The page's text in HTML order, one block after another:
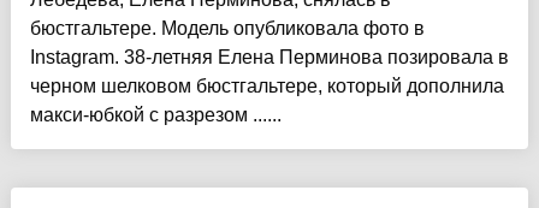
бюстгальтере. Модель опубликовала фото в
Instagram. 38-летняя Елена Перминова позировала в
черном шелковом бюстгальтере, который дополнила
макси-юбкой с разрезом ......